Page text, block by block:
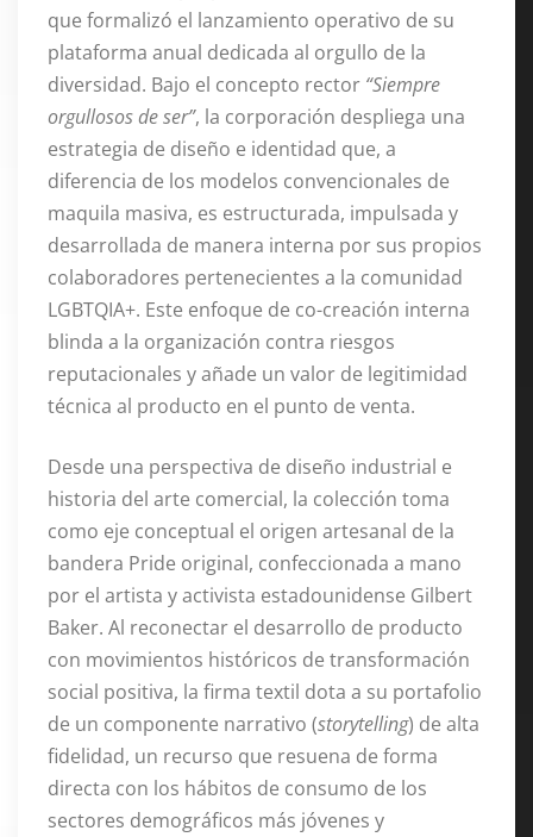
que formalizó el lanzamiento operativo de su
plataforma anual dedicada al orgullo de la
diversidad. Bajo el concepto rector “Siempre
orgullosos de ser”, la corporación despliega una
estrategia de diseño e identidad que, a
diferencia de los modelos convencionales de
maquila masiva, es estructurada, impulsada y
desarrollada de manera interna por sus propios
colaboradores pertenecientes a la comunidad
LGBTQIA+. Este enfoque de co-creación interna
blinda a la organización contra riesgos
reputacionales y añade un valor de legitimidad
técnica al producto en el punto de venta.
Desde una perspectiva de diseño industrial e
historia del arte comercial, la colección toma
como eje conceptual el origen artesanal de la
bandera Pride original, confeccionada a mano
por el artista y activista estadounidense Gilbert
Baker. Al reconectar el desarrollo de producto
con movimientos históricos de transformación
social positiva, la firma textil dota a su portafolio
de un componente narrativo (storytelling) de alta
fidelidad, un recurso que resuena de forma
directa con los hábitos de consumo de los
sectores demográficos más jóvenes y